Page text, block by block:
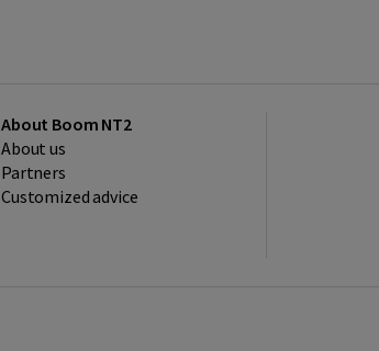
About Boom NT2
About us
Partners
Customized advice